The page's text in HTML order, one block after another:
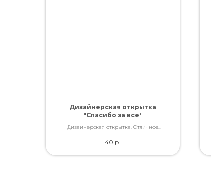
Дизайнерская открытка
"Спасибо за все"
Дизайнерская открытка. Отличное
Вы так хотели сказать.
40 р.